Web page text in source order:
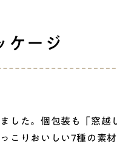
ケージ
した。個包装も「窓越
こりおいしい7種の素